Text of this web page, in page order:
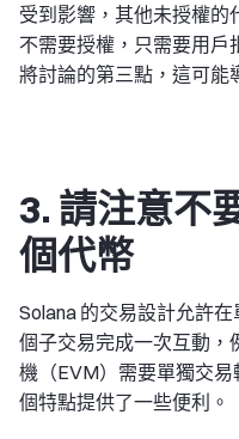
受到影響，其他未授權的
不需要授權，只需要用戶
將討論的第三點，這可能
3. 請注意不
個代幣
Solana 的交易設計允許
個子交易完成一次互動，
機（EVM）需要單獨交
個特點提供了一些便利。